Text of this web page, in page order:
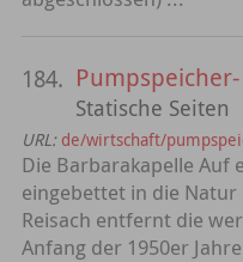
184.
Statische Seiten
URL: de/wirtschaft/
Die Barbarakapelle Auf
eingebettet in die
Reisach entfernt die
Anfang der 1950er